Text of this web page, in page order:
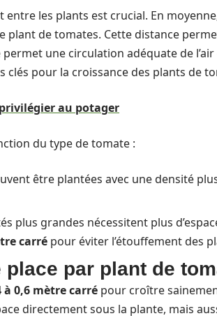
entre les plants est crucial. En
plant de tomates. Cette distance
permet une circulation adéquate de
pour la croissance des plants de
au potager
du type de tomate :
être plantées avec une densité
plus grandes nécessitent plus
carré pour éviter l’étouffement des
par plant de
à 0,6 mètre carré pour croître
directement sous la plante, mais